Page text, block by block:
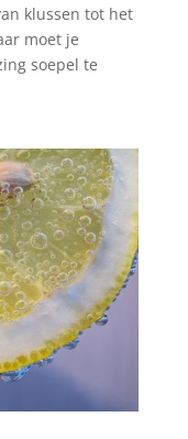
klussen tot het
moet je
soepel te